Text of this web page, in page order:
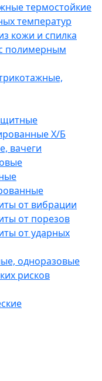
термостойкие
температур
кожи и спилка
полимерным
Х/Б
вачеги
от вибрации
от порезов
от ударных
одноразовые
рисков